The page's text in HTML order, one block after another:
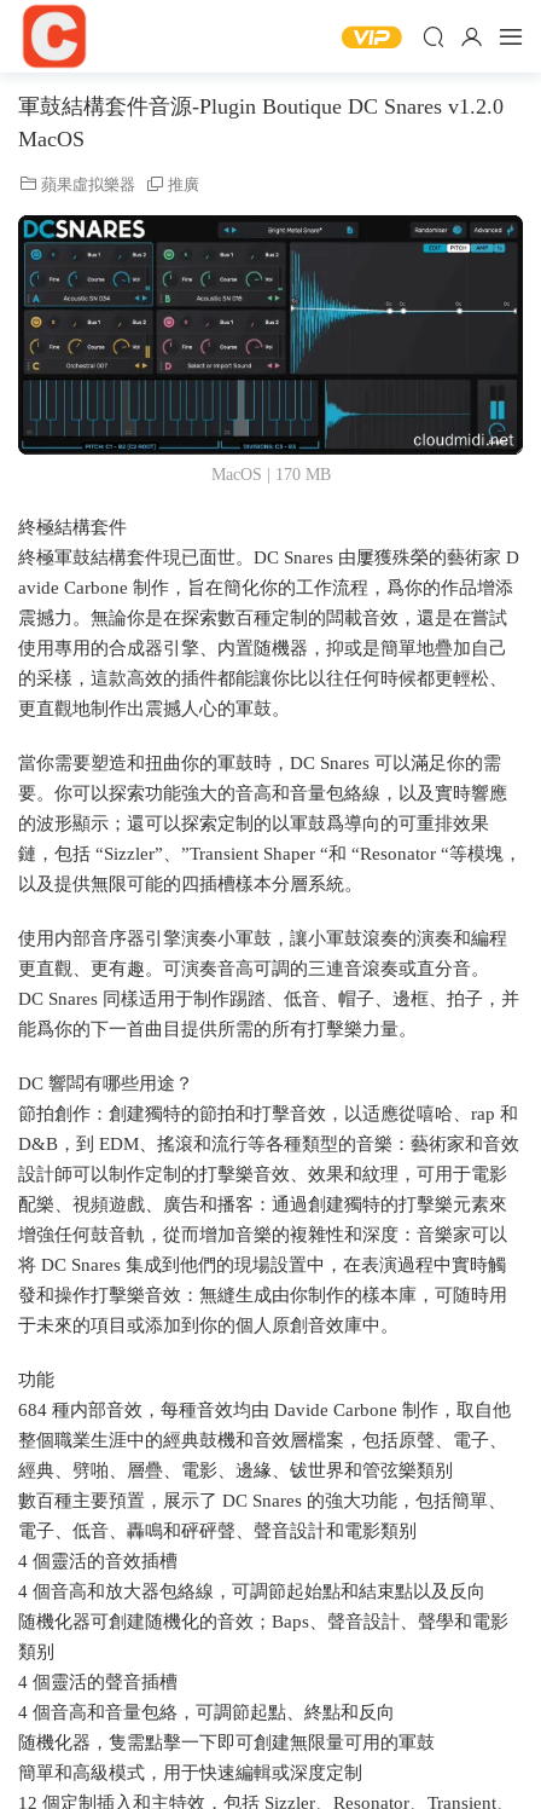
軍鼓結構套件音源-Plugin Boutique DC Snares v1.2.0
MacOS
蘋果虛拟樂器 推廣
MacOS | 170 MB
終極結構套件
終極軍鼓結構套件現已面世。DC Snares 由屢獲殊榮的藝術家 D
avide Carbone 制作，旨在簡化你的工作流程，爲你的作品增添
震撼力。無論你是在探索數百種定制的闆載音效，還是在嘗試
使用專用的合成器引擎、内置随機器，抑或是簡單地疊加自己
的采樣，這款高效的插件都能讓你比以往任何時候都更輕松、
更直觀地制作出震撼人心的軍鼓。
當你需要塑造和扭曲你的軍鼓時，DC Snares 可以滿足你的需
要。你可以探索功能強大的音高和音量包絡線，以及實時響應
的波形顯示；還可以探索定制的以軍鼓爲導向的可重排效果
鏈，包括 “Sizzler”、”Transient Shaper “和 “Resonator “等模塊，
以及提供無限可能的四插槽樣本分層系統。
使用内部音序器引擎演奏小軍鼓，讓小軍鼓滾奏的演奏和編程
更直觀、更有趣。可演奏音高可調的三連音滾奏或直分音。
DC Snares 同樣适用于制作踢踏、低音、帽子、邊框、拍子，并
能爲你的下一首曲目提供所需的所有打擊樂力量。
DC 響闆有哪些用途？
節拍創作：創建獨特的節拍和打擊音效，以适應從嘻哈、rap 和
D&B，到 EDM、搖滾和流行等各種類型的音樂：藝術家和音效
設計師可以制作定制的打擊樂音效、效果和紋理，可用于電影
配樂、視頻遊戲、廣告和播客：通過創建獨特的打擊樂元素來
增強任何鼓音軌，從而增加音樂的複雜性和深度：音樂家可以
将 DC Snares 集成到他們的現場設置中，在表演過程中實時觸
發和操作打擊樂音效：無縫生成由你制作的樣本庫，可随時用
于未來的項目或添加到你的個人原創音效庫中。
功能
684 種内部音效，每種音效均由 Davide Carbone 制作，取自他
整個職業生涯中的經典鼓機和音效層檔案，包括原聲、電子、
經典、劈啪、層疊、電影、邊緣、钹世界和管弦樂類别
數百種主要預置，展示了 DC Snares 的強大功能，包括簡單、
電子、低音、轟鳴和砰砰聲、聲音設計和電影類别
4 個靈活的音效插槽
4 個音高和放大器包絡線，可調節起始點和結束點以及反向
随機化器可創建随機化的音效；Baps、聲音設計、聲學和電影
類别
4 個靈活的聲音插槽
4 個音高和音量包絡，可調節起點、終點和反向
随機化器，隻需點擊一下即可創建無限量可用的軍鼓
簡單和高級模式，用于快速編輯或深度定制
12 個定制插入和主特效，包括 Sizzler、Resonator、Transient、